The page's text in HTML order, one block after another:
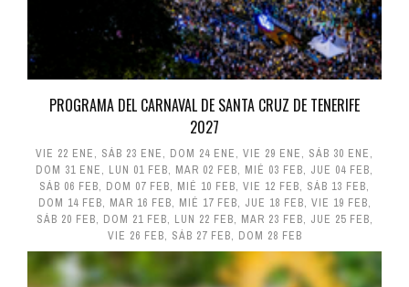
PROGRAMA DEL CARNAVAL DE SANTA CRUZ DE TENERIFE
2027
VIE 22 ENE, SÁB 23 ENE, DOM 24 ENE, VIE 29 ENE, SÁB 30 ENE,
DOM 31 ENE, LUN 01 FEB, MAR 02 FEB, MIÉ 03 FEB, JUE 04 FEB,
SÁB 06 FEB, DOM 07 FEB, MIÉ 10 FEB, VIE 12 FEB, SÁB 13 FEB,
DOM 14 FEB, MAR 16 FEB, MIÉ 17 FEB, JUE 18 FEB, VIE 19 FEB,
SÁB 20 FEB, DOM 21 FEB, LUN 22 FEB, MAR 23 FEB, JUE 25 FEB,
VIE 26 FEB, SÁB 27 FEB, DOM 28 FEB